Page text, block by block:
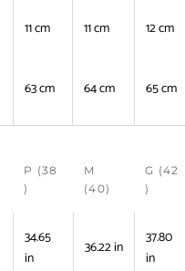
11 cm 11 cm 12 cm
63 cm 64 cm 65 cm
P (38
)
M
(40)
G (42
)
34.65
in
36.22 in
37.80
in